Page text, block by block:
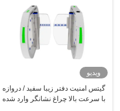
ویدیو
گیتس امنیت دفتر زیبا سفید / دروازه
با سرعت بالا چراغ نشانگر وارد شده